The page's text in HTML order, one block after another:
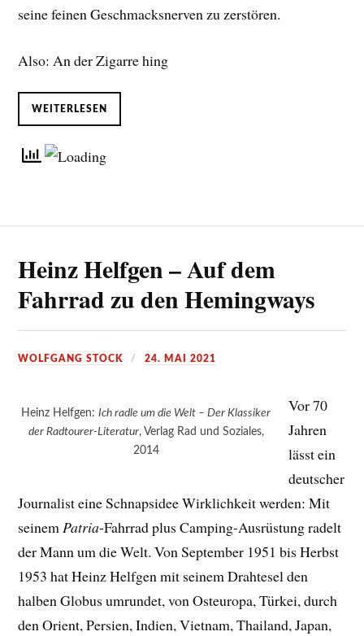
seine feinen Geschmacksnerven zu zerstören.
Also: An der Zigarre hing
WEITERLESEN
Heinz Helfgen – Auf dem
Fahrrad zu den Hemingways
WOLFGANG STOCK 24. MAI 2021
Heinz Helfgen:Ich radle um die Welt – Der Klassiker
der Radtourer-Literatur, Verlag Rad und Soziales,
2014
Vor 70
Jahren
lässt ein
deutscher
Journalist eine Schnapsidee Wirklichkeit werden: Mit
seinemPatria-Fahrrad plus Camping-Ausrüstung radelt
der Mann um die Welt. Von September 1951 bis Herbst
1953 hat Heinz Helfgen mit seinem Drahtesel den
halben Globus umrundet, von Osteuropa, Türkei, durch
den Orient, Persien, Indien, Vietnam, Thailand, Japan,